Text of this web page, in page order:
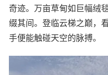
奇迹。万亩草甸如巨幅绒
缀其间。登临云梯之巅，
手便能触碰天空的脉搏。